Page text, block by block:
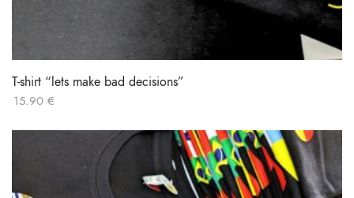
T-shirt “lets make bad decisions”
15.90 €